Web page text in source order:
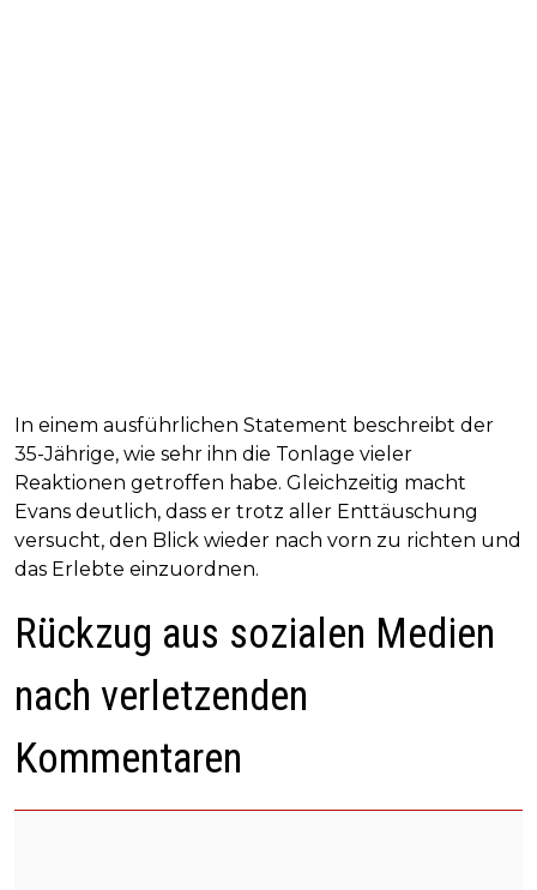
In einem ausführlichen Statement beschreibt der
35-Jährige, wie sehr ihn die Tonlage vieler
Reaktionen getroffen habe. Gleichzeitig macht
Evans deutlich, dass er trotz aller Enttäuschung
versucht, den Blick wieder nach vorn zu richten und
das Erlebte einzuordnen.
Rückzug aus sozialen Medien
nach verletzenden
Kommentaren